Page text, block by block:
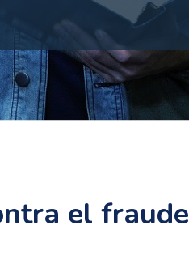
el fraude